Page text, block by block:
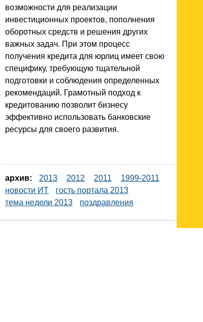
возможности для реализации
инвестиционных проектов, пополнения
оборотных средств и решения других
важных задач. При этом процесс
получения кредита для юрлиц имеет свою
специфику, требующую тщательной
подготовки и соблюдения определенных
рекомендаций. Грамотный подход к
кредитованию позволит бизнесу
эффективно использовать банковские
ресурсы для своего развития.
архив: 2013 2012 2011
1999-2011
новости ИТ
гость портала 2013
тема недели 2013
поздравления